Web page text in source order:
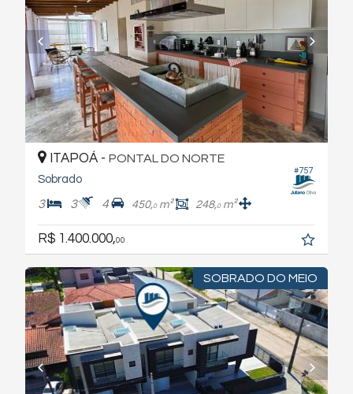
#757
ITAPOÁ - PONTAL DO NORTE
Sobrado
3 3 4 450,0m² 248,0m²
R$ 1.400.000,00
SOBRADO DO MEIO